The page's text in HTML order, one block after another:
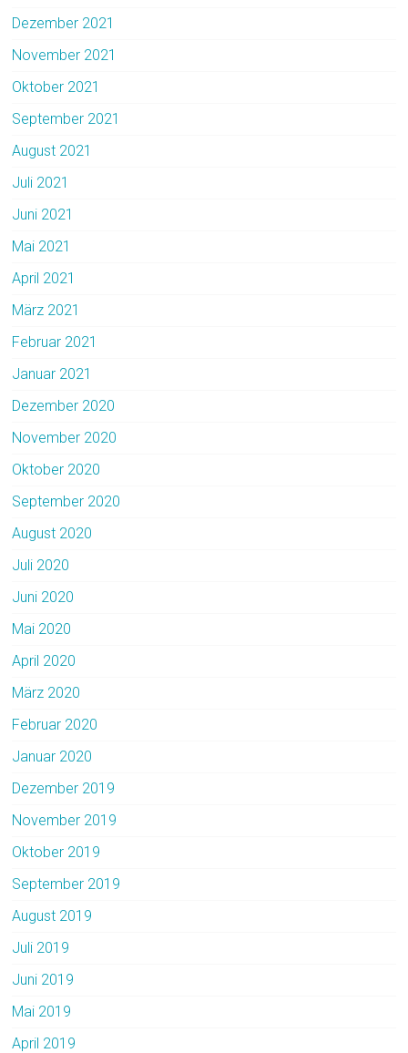
Dezember 2021
November 2021
Oktober 2021
September 2021
August 2021
Juli 2021
Juni 2021
Mai 2021
April 2021
März 2021
Februar 2021
Januar 2021
Dezember 2020
November 2020
Oktober 2020
September 2020
August 2020
Juli 2020
Juni 2020
Mai 2020
April 2020
März 2020
Februar 2020
Januar 2020
Dezember 2019
November 2019
Oktober 2019
September 2019
August 2019
Juli 2019
Juni 2019
Mai 2019
April 2019